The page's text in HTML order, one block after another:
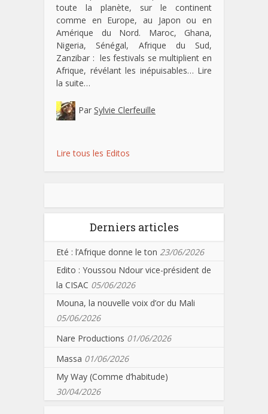
toute la planète, sur le continent
comme en Europe, au Japon ou en
Amérique du Nord. Maroc, Ghana,
Nigeria, Sénégal, Afrique du Sud,
Zanzibar : les festivals se multiplient en
Afrique, révélant les inépuisables… Lire
la suite…
Par Sylvie Clerfeuille
Lire tous les Editos
Derniers articles
Eté : l’Afrique donne le ton 23/06/2026
Edito : Youssou Ndour vice-président de
la CISAC 05/06/2026
Mouna, la nouvelle voix d’or du Mali
05/06/2026
Nare Productions 01/06/2026
Massa 01/06/2026
My Way (Comme d’habitude)
30/04/2026